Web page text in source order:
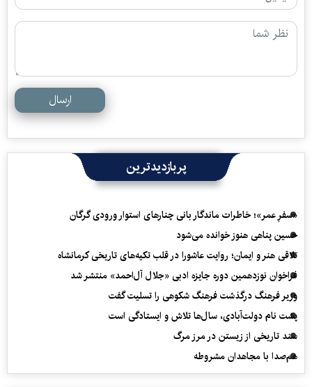
ارسال
پربازدیدترین
«سفرِ عمر»؛ خاطرات ماندگار بانی چنارهای استوار ورودی گرگان
حسین پناهی هنوز خوانده می‌شود
تلاقی هنر و ایمان؛ روایت عاشورا در قلب تکیه‌های تاریخی کرمانشاه
فراخوان نوزدهمین دوره جایزه ادبی «جلال آل‌احمد» منتشر شد
وزیر فرهنگ درگذشت فرهنگ شکوهی را تسلیت گفت
پشت نام دولت‌آبادی، سال‌ها تلاش و ایستادگی است
سند تاریخی از زیستن در مرز مرگ
هم‌صدا با مجاهدان مشروطه